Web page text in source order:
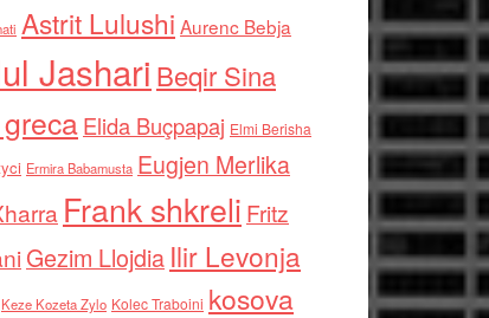
Astrit Lulushi Aurenc Bebja
Jashari Beqir Sina
Elida Buçpapaj Elmi Berisha
Ermira Babamusta Eugjen Merlika
Frank shkreli Fritz
Gezim Llojdia Ilir Levonja
Keze Kozeta Zylo Kolec Traboini kosova